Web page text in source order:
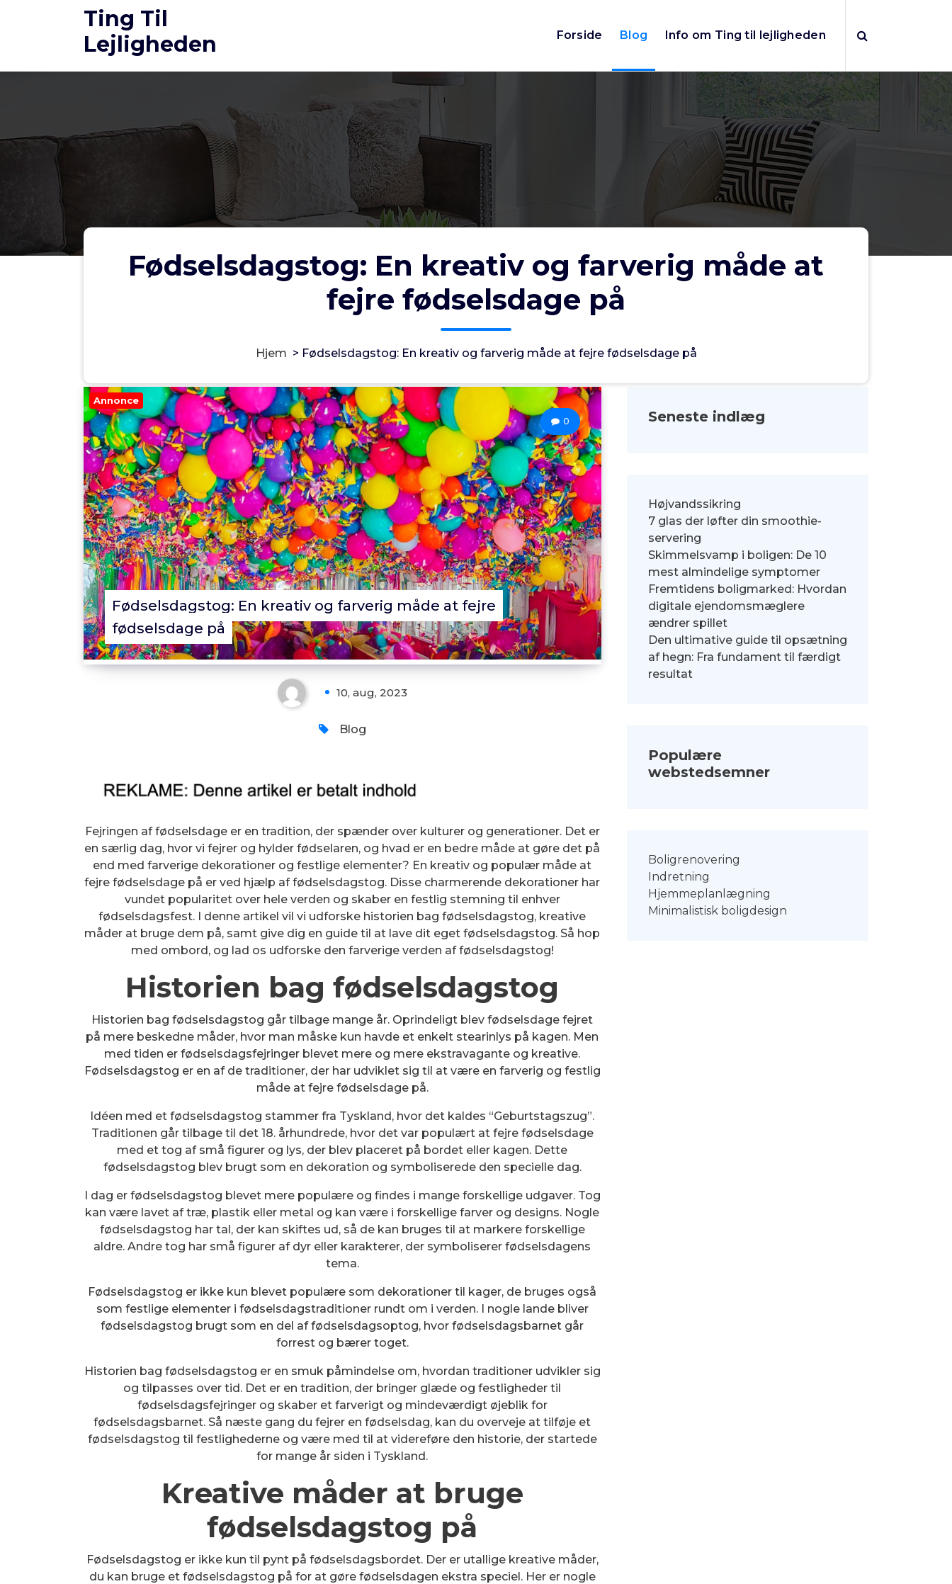
Ting Til
Lejligheden
Forside Blog Info om Ting til lejligheden
Fødselsdagstog: En kreativ og farverig måde at
fejre fødselsdage på
Hjem > Fødselsdagstog: En kreativ og farverig måde at fejre fødselsdage på
Annonce
Fødselsdagstog: En kreativ og farverig måde at fejre
fødselsdage på
0
10, aug, 2023
Blog
Fejringen af fødselsdage er en tradition, der spænder over kulturer og generationer. Det er
en særlig dag, hvor vi fejrer og hylder fødselaren, og hvad er en bedre måde at gøre det på
end med farverige dekorationer og festlige elementer? En kreativ og populær måde at
fejre fødselsdage på er ved hjælp af fødselsdagstog. Disse charmerende dekorationer har
vundet popularitet over hele verden og skaber en festlig stemning til enhver
fødselsdagsfest. I denne artikel vil vi udforske historien bag fødselsdagstog, kreative
måder at bruge dem på, samt give dig en guide til at lave dit eget fødselsdagstog. Så hop
med ombord, og lad os udforske den farverige verden af fødselsdagstog!
Historien bag fødselsdagstog
Historien bag fødselsdagstog går tilbage mange år. Oprindeligt blev fødselsdage fejret
på mere beskedne måder, hvor man måske kun havde et enkelt stearinlys på kagen. Men
med tiden er fødselsdagsfejringer blevet mere og mere ekstravagante og kreative.
Fødselsdagstog er en af de traditioner, der har udviklet sig til at være en farverig og festlig
måde at fejre fødselsdage på.
Idéen med et fødselsdagstog stammer fra Tyskland, hvor det kaldes “Geburtstagszug”.
Traditionen går tilbage til det 18. århundrede, hvor det var populært at fejre fødselsdage
med et tog af små figurer og lys, der blev placeret på bordet eller kagen. Dette
fødselsdagstog blev brugt som en dekoration og symboliserede den specielle dag.
I dag er fødselsdagstog blevet mere populære og findes i mange forskellige udgaver. Tog
kan være lavet af træ, plastik eller metal og kan være i forskellige farver og designs. Nogle
fødselsdagstog har tal, der kan skiftes ud, så de kan bruges til at markere forskellige
aldre. Andre tog har små figurer af dyr eller karakterer, der symboliserer fødselsdagens
tema.
Fødselsdagstog er ikke kun blevet populære som dekorationer til kager, de bruges også
som festlige elementer i fødselsdagstraditioner rundt om i verden. I nogle lande bliver
fødselsdagstog brugt som en del af fødselsdagsoptog, hvor fødselsdagsbarnet går
forrest og bærer toget.
Historien bag fødselsdagstog er en smuk påmindelse om, hvordan traditioner udvikler sig
og tilpasses over tid. Det er en tradition, der bringer glæde og festligheder til
fødselsdagsfejringer og skaber et farverigt og mindeværdigt øjeblik for
fødselsdagsbarnet. Så næste gang du fejrer en fødselsdag, kan du overveje at tilføje et
fødselsdagstog til festlighederne og være med til at videreføre den historie, der startede
for mange år siden i Tyskland.
Kreative måder at bruge
fødselsdagstog på
Fødselsdagstog er ikke kun til pynt på fødselsdagsbordet. Der er utallige kreative måder,
du kan bruge et fødselsdagstog på for at gøre fødselsdagen ekstra speciel. Her er nogle
Seneste indlæg
Højvandssikring
7 glas der løfter din smoothie-
servering
Skimmelsvamp i boligen: De 10
mest almindelige symptomer
Fremtidens boligmarked: Hvordan
digitale ejendomsmæglere
ændrer spillet
Den ultimative guide til opsætning
af hegn: Fra fundament til færdigt
resultat
Populære
webstedsemner
Boligrenovering
Indretning
Hjemmeplanlægning
Minimalistisk boligdesign